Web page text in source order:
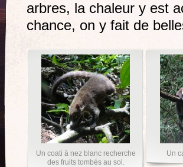
arbres, la chaleur y est
chance, on y fait de
Un coati à nez blanc recherche
des fruits tombés au sol.
Un